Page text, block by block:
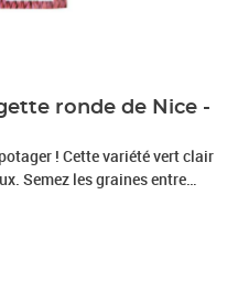
ronde de Nice -
! Cette variété vert clair
Semez les graines entre
les 1 m. Bien les arroser.
: 1,5 g.